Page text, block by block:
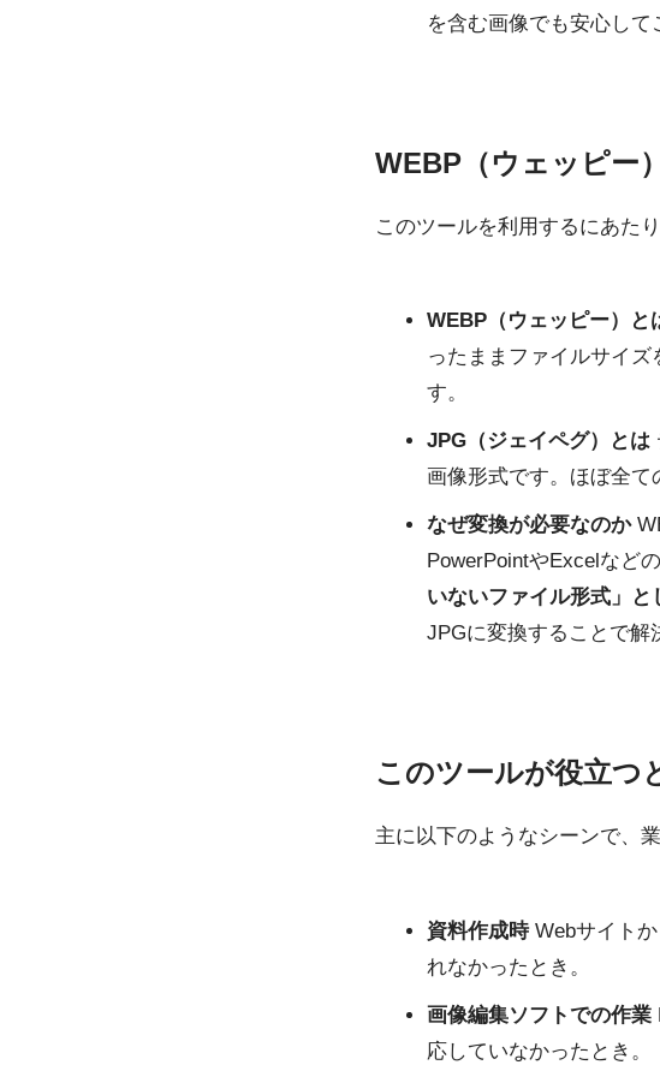
を含む画像でも安心して
WEBP（ウェッピー
このツールを利用するにあた
WEBP（ウェッピー）と
ったままファイルサイ
す。
JPG（ジェイペグ）とは
画像形式です。ほぼ全て
なぜ変換が必要なのか
PowerPointやExcelなど
いないファイル形式」と
JPGに変換することで解
このツールが役立つ
主に以下のようなシーンで、
資料作成時Webサイトか
れなかったとき。
画像編集ソフトでの作業
応していなかったとき。